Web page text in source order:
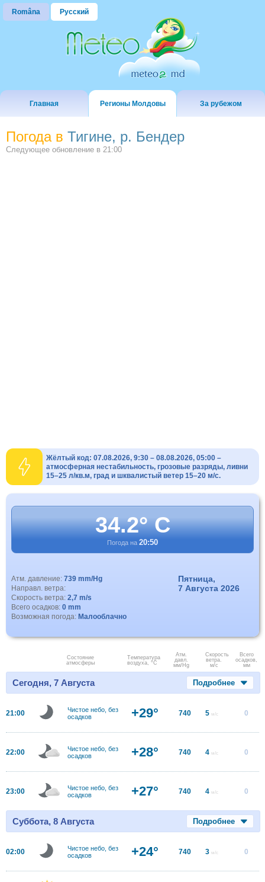
Româna Русский
Главная Регионы Молдовы За рубежом
Погода в Тигине, р. Бендер
Следующее обновление в 21:00
Жёлтый код: 07.08.2026, 9:30 – 08.08.2026, 05:00 –
атмосферная нестабильность, грозовые разряды, ливни
15–25 л/кв.м, град и шквалистый ветер 15–20 м/с.
34.2° C
Погода на 20:50
Атм. давление: 739 mm/Hg
Направл. ветра:
Скорость ветра: 2,7 m/s
Всего осадков: 0 mm
Возможная погода: Малооблачно
Пятница,
7 Августа 2026
Состояние
атмосферы
Температура
воздуха, °C
Атм.
давл.
мм/Hg
Скорость
ветра.
м/с
Всего
осадков,
мм
Сегодня, 7 Августа Подробнее
21:00
Чистое небо, без
осадков
+29° 740 5 м/с 0
22:00
Чистое небо, без
осадков
+28° 740 4 м/с 0
23:00
Чистое небо, без
осадков
+27° 740 4 м/с 0
Суббота, 8 Августа Подробнее
02:00
Чистое небо, без
осадков
+24° 740 3 м/с 0